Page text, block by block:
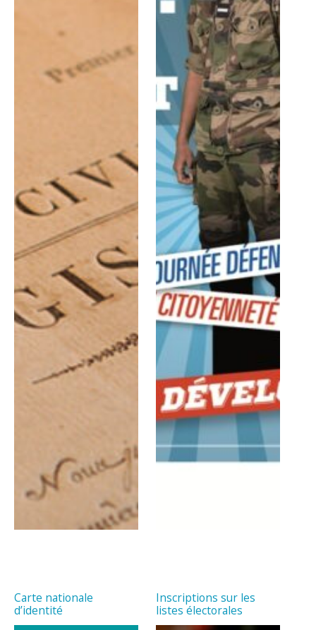
Carte nationale
d’identité
Inscriptions sur les
listes électorales